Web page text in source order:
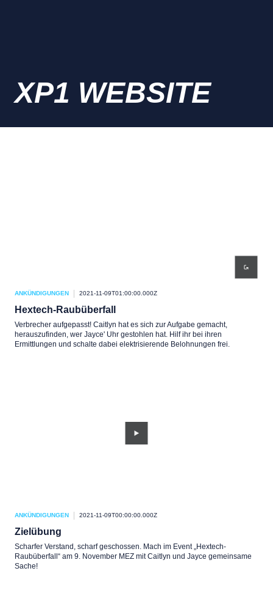
XP1 WEBSITE
ANKÜNDIGUNGEN 2021-11-09T01:00:00.000Z
Hextech-Raubüberfall
Verbrecher aufgepasst! Caitlyn hat es sich zur Aufgabe gemacht,
herauszufinden, wer Jayce' Uhr gestohlen hat. Hilf ihr bei ihren
Ermittlungen und schalte dabei elektrisierende Belohnungen frei.
ANKÜNDIGUNGEN 2021-11-09T00:00:00.000Z
Zielübung
Scharfer Verstand, scharf geschossen. Mach im Event „Hextech-
Raubüberfall“ am 9. November MEZ mit Caitlyn und Jayce gemeinsame
Sache!